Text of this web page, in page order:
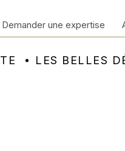
LES BELLES
Demander une expertise